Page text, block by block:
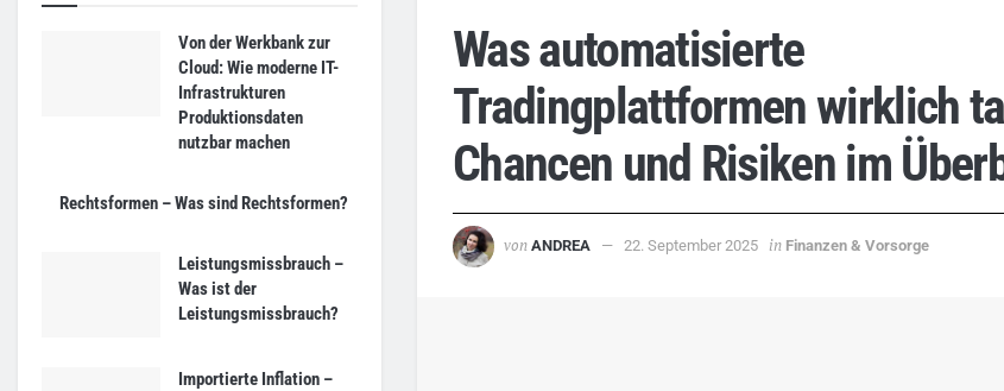
Was automatisierte
Tradingplattformen wirklich
Chancen und Risiken im
von ANDREA 22. September 2025 in Finanzen & Vorsorge
Von der Werkbank zur
Cloud: Wie moderne IT-
Infrastrukturen
Produktionsdaten
nutzbar machen
Rechtsformen – Was sind Rechtsformen?
Leistungsmissbrauch –
Was ist der
Leistungsmissbrauch?
Importierte Inflation –